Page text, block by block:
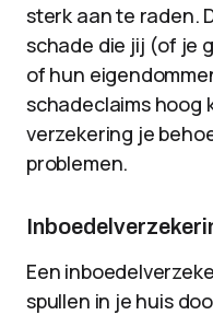
sterk aan te raden.
schade die jij (of je
of hun
schadeclaims hoog
verzekering je
problemen.
Een
spullen in je huis